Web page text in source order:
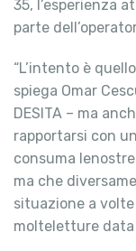
35, l’esperienza
parte
“L’intento è
spiega Omar
DESITA – ma
rapportarsi con
consuma
ma che
situazione a
molteletture data